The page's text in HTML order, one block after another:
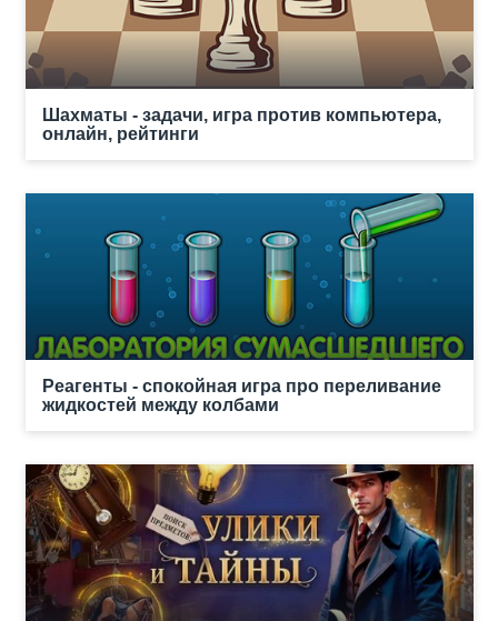
Шахматы - задачи, игра против компьютера,
онлайн, рейтинги
Реагенты - спокойная игра про переливание
жидкостей между колбами